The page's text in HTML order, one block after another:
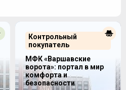
Контрольный
покупатель
МФК «Варшавские
ворота»: портал в мир
комфорта и
безопасности